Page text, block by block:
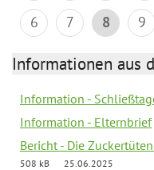
6
7 8 9
Informationen aus
Information -
Information - Elternbrief
Bericht - Die
508 kB
25.06.2025